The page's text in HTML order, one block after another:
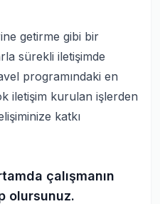
getirme gibi bir
sürekli iletişimde
programındaki en
iletişim kurulan işlerden
katkı
çalışmanın
olursunuz.